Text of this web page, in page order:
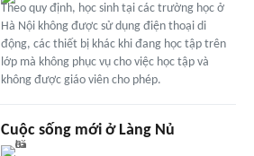
Theo quy định, học sinh tại các trường học ở
Hà Nội không được sử dụng điện thoại di
động, các thiết bị khác khi đang học tập trên
lớp mà không phục vụ cho việc học tập và
không được giáo viên cho phép.
Cuộc sống mới ở Làng Nủ